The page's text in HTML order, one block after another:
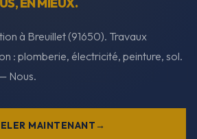
à Breuillet (91650). Travaux
: plomberie, électricité, peinture, sol.
Nous.
MAINTENANT